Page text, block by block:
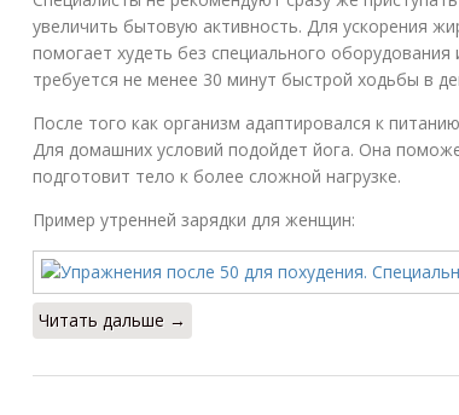
увеличить бытовую активность. Для ускорения
помогает худеть без специального
требуется не менее 30 минут быстрой ходьбы в
После того как организм адаптировался к
Для домашних условий подойдет йога. Она
подготовит тело к более сложной нагрузке.
Пример утренней зарядки для женщин:
Читать дальше →